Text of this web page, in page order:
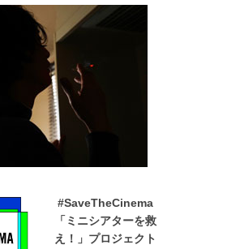
#SaveTheCinema
「ミニシアターを救
え！」プロジェクト